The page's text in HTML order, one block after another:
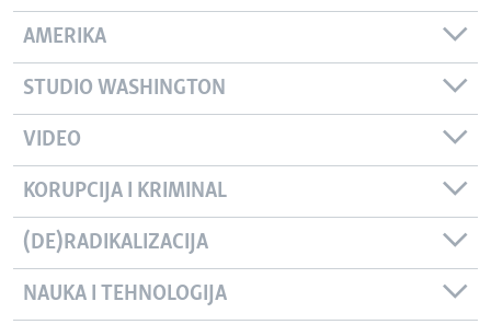
AMERIKA
STUDIO WASHINGTON
VIDEO
KORUPCIJA I KRIMINAL
(DE)RADIKALIZACIJA
NAUKA I TEHNOLOGIJA